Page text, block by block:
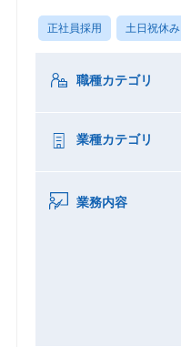
正社員採用 土日祝休み
職種カテゴリ
業種カテゴリ
業務内容